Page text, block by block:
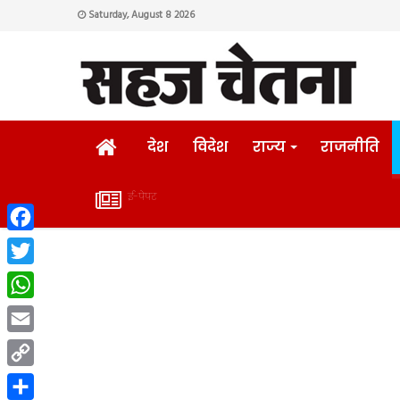
Saturday, August 8 2026
HOMEदेश विदेश राज्य राजनीति
ई-
ई-पेपर
Facebook
Twitter
WhatsApp
Email
Copy